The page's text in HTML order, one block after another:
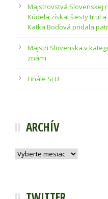
Majstrovstvá Slovenskej
Kúdela získal šiesty titul
Katka Boďová pridala
Majstri Slovenska v
známi
Finále SLU
ARCHÍV
Archív